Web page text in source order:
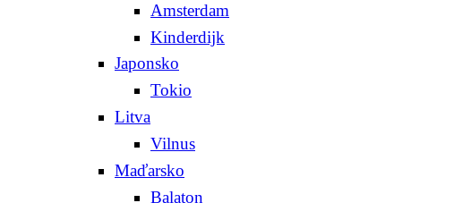
Amsterdam
Kinderdijk
Japonsko
Tokio
Litva
Vilnus
Maďarsko
Balaton